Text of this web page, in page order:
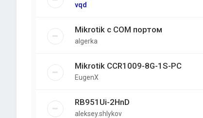
vqd
Mikrotik с COM портом
algerka
Mikrotik CCR1009-8G-1S-PC
EugenX
RB951Ui-2HnD
aleksey.shlykov